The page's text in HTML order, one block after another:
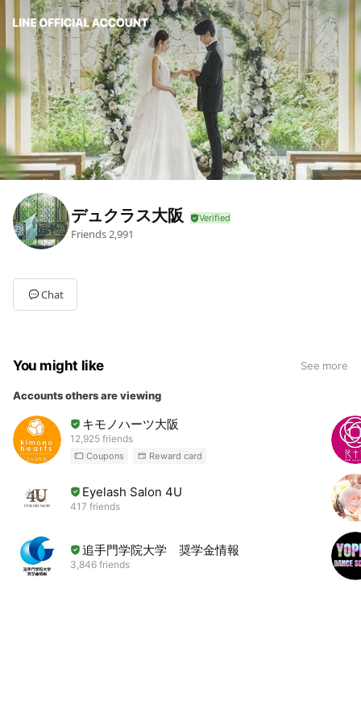
デュクラス大阪
Friends2,991
Chat
You might like See more
Accounts others are viewing
キモノハーツ大阪
12,925 friends
Coupons Reward card
Eyelash Salon 4U
417 friends
追手門学院大学 奨学金情報
3,846 friends